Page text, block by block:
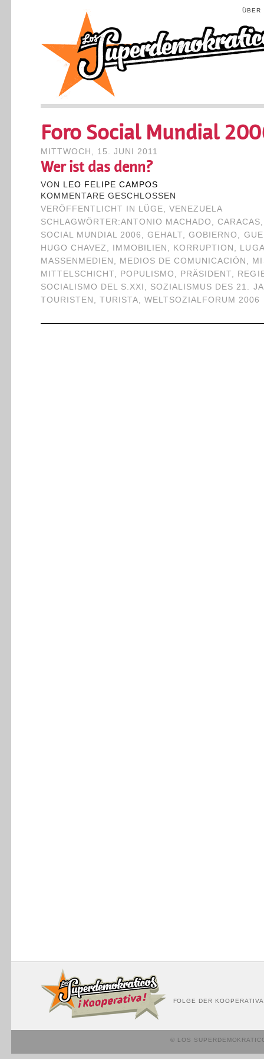
ÜBER
Foro Social Mundial
MITTWOCH, 15. JUNI 2011
Wer ist das denn?
VON
LEO FELIPE CAMPOS
KOMMENTARE GESCHLOSSEN
VERÖFFENTLICHT IN
LÜGE,VENEZUELA
SCHLAGWÖRTER:ANTONIO MACHADO ,CARACAS
SOCIAL MUNDIAL 2006 ,GEHALT,GOBIERNO ,
HUGO CHAVEZ , IMMOBILIEN , KORRUPTION ,
MASSENMEDIEN , MEDIOS DE COMUNICACIÓN ,
MITTELSCHICHT, POPULISMO , PRÄSIDENT,
SOCIALISMO DEL S.XXI , SOZIALISMUS DES 21.
TOURISTEN , TURISTA,WELTSOZIALFORUM 2006
FOLGE DER
© LOS